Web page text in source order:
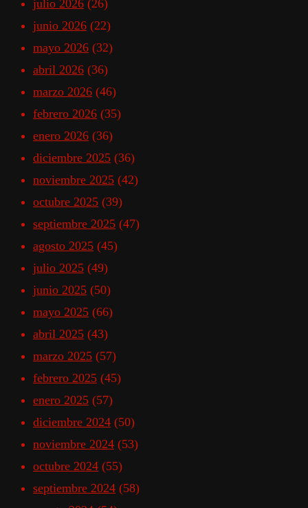
julio 2026 (26)
junio 2026 (22)
mayo 2026 (32)
abril 2026 (36)
marzo 2026 (46)
febrero 2026 (35)
enero 2026 (36)
diciembre 2025 (36)
noviembre 2025 (42)
octubre 2025 (39)
septiembre 2025 (47)
agosto 2025 (45)
julio 2025 (49)
junio 2025 (50)
mayo 2025 (66)
abril 2025 (43)
marzo 2025 (57)
febrero 2025 (45)
enero 2025 (57)
diciembre 2024 (50)
noviembre 2024 (53)
octubre 2024 (55)
septiembre 2024 (58)